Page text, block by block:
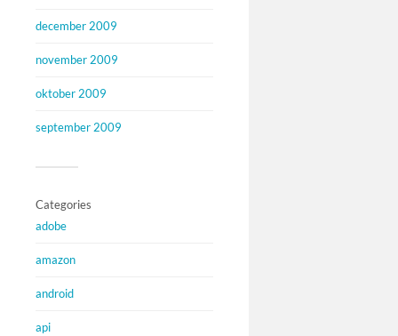
december 2009
november 2009
oktober 2009
september 2009
Categories
adobe
amazon
android
api